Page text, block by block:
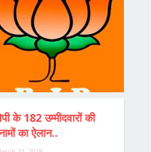
के 182 उम्मीदवारों की
का ऐलान..